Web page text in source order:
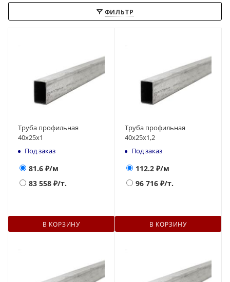
ФИЛЬТР
Труба профильная
40х25х1
Под заказ
81.6 ₽/м
83 558 ₽/т.
В КОРЗИНУ
Труба профильная
40х25х1,2
Под заказ
112.2 ₽/м
96 716 ₽/т.
В КОРЗИНУ